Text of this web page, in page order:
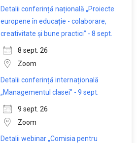
Detalii conferință națională „Proiecte
europene în educație - colaborare,
creativitate și bune practici” - 8 sept.
8 sept. 26
Zoom
Detalii conferință internațională
„Managementul clasei” - 9 sept.
9 sept. 26
Zoom
Detalii webinar „Comisia pentru